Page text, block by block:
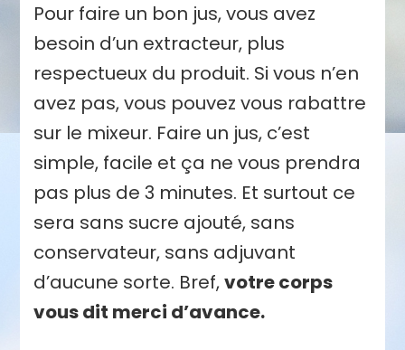
Pour faire un bon jus, vous avez
besoin d’un extracteur, plus
respectueux du produit. Si vous n’en
avez pas, vous pouvez vous rabattre
sur le mixeur. Faire un jus, c’est
simple, facile et ça ne vous prendra
pas plus de 3 minutes. Et surtout ce
sera sans sucre ajouté, sans
conservateur, sans adjuvant
d’aucune sorte. Bref,votre corps
vous dit merci d’avance.